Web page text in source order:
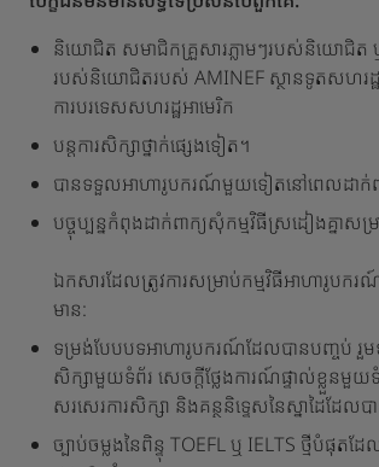
និយោជិត សមាជិកគ្រួសារភ្លាមៗរបស់និយោជិត ឬ
របស់និយោជិតរបស់ AMINEF ស្ថានទូតសហរដ្
ការបរទេសសហរដ្ឋអាមេរិក
បន្តការសិក្សាថ្នាក់ផ្សេងទៀត។
បានទទួលអាហារូបករណ៍មួយទៀតនៅពេលដាក់ព
បច្ចុប្បន្នកំពុងដាក់ពាក្យសុំកម្មវិធីស្រដៀងគ្នាសម្
ឯកសារដែលត្រូវការសម្រាប់កម្មវិធីអាហារូបក
មាន:
ទម្រង់បែបបទអាហារូបករណ៍ដែលបានបញ្ចប់
សិក្សាមួយទំព័រ សេចក្តីថ្លែងការណ៍ផ្ទាល់ខ្លួនមួយទំ
សរសេរការសិក្សា និងគន្ថនិទ្ទេសនៃស្នាដៃដែលប
ច្បាប់ចម្លងនៃពិន្ទុ TOEFL ឬ IELTS ថ្មីបំផុត